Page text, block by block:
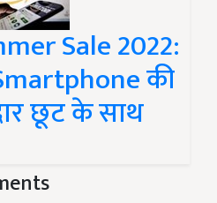
Sale 2022:
की
छूट के साथ